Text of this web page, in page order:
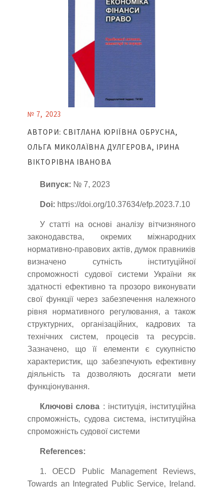
№ 7, 2023
АВТОРИ: СВІТЛАНА ЮРІЇВНА ОБРУСНА,
ОЛЬГА МИКОЛАЇВНА ДУЛГЕРОВА, ІРИНА
ВІКТОРІВНА ІВАНОВА
Випуск: № 7, 2023
Doi: https://doi.org/10.37634/efp.2023.7.10
У статті на основі аналізу вітчизняного
законодавства, окремих міжнародних
нормативно-правових актів, думок правників
визначено сутність інституційної
спроможності судової системи України як
здатності ефективно та прозоро виконувати
свої функції через забезпечення належного
рівня нормативного регулювання, а також
структурних, організаційних, кадрових та
технічних систем, процесів та ресурсів.
Зазначено, що її елементи є сукупністю
характеристик, що забезпечують ефективну
діяльність та дозволяють досягати мети
функціонування.
Ключові слова : інституція, інституційна
спроможність, судова система, інституційна
спроможність судової системи
References:
1. OECD Public Management Reviews,
Towards an Integrated Public Service, Ireland.